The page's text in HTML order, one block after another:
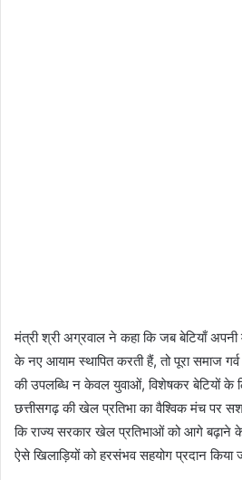
मंत्री श्री अग्रवाल ने कहा कि जब बेटियाँ
के नए आयाम स्थापित करती हैं, तो पूरा समाज
की उपलब्धि न केवल युवाओं, विशेषकर बेटियों के
छत्तीसगढ़ की खेल प्रतिभा का वैश्विक मंच पर
कि राज्य सरकार खेल प्रतिभाओं को आगे बढ़ाने
ऐसे खिलाड़ियों को हरसंभव सहयोग प्रदान किया